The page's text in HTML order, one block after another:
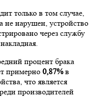
только в том случае,
не нарушен, устройство
через службу
процент брака
примерно 0,87%в
что является
производителей